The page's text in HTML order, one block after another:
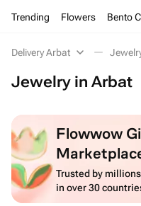
Trending Flowers Bento
Delivery Arbat
Jewelry in Arbat
Flowwow
Trusted by
in over 30